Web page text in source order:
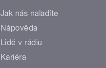
Jak nás naladíte
Nápověda
Lidé v rádiu
Kariéra